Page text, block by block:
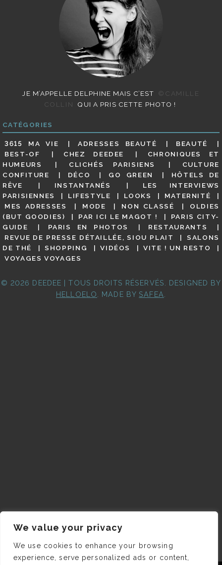
We value your privacy
We use cookies to enhance your browsing
experience, serve personalized ads or content,
JE M’APPELLE DELPHINE MAIS C’EST
©CAMILLE
COLLIN
QUI A PRIS CETTE PHOTO !
CATÉGORIES
3615 MA VIE ADRESSES BEAUTÉ
BEAUTÉ
BEST-OF
CHEZ DEEDEE
CHRONIQUES ET
HUMEURS
CLICHÉS PARISIENS
CULTURE
CONFITURE
DÉCO GO GREEN
HÔTELS DE
RÊVE
INSTANTANÉS
LES INTERVIEWS
PARISIENNES
LIFESTYLE LOOKS
MATERNITÉ
MES ADRESSES
MODE NON CLASSÉ
OLDIES
(BUT GOODIES)
PAR ICI LE MAGOT !
PARIS CITY-
GUIDE
PARIS EN PHOTOS
RESTAURANTS
REVUE DE PRESSE DÉTAILLÉE, SIOU PLAIT
SALONS
DE THÉ
SHOPPING VIDÉOS
VITE ! UN RESTO
VOYAGES VOYAGES
© 2026 DEEDEE | TOUS DROITS RÉSERVÉS. DESIGNED BY
HELLOELO
. MADE BY SAFEA